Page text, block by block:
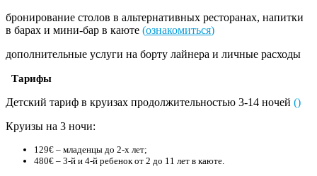
бронирование столов в альтернативных ресторанах, напитки
в барах и мини-бар в каюте (ознакомиться)
дополнительные услуги на борту лайнера и личные расходы
Тарифы
Детский тариф в круизах продолжительностью 3-14 ночей ()
Круизы на 3 ночи:
129€ – младенцы до 2-х лет;
480€ – 3-й и 4-й ребенок от 2 до 11 лет в каюте.